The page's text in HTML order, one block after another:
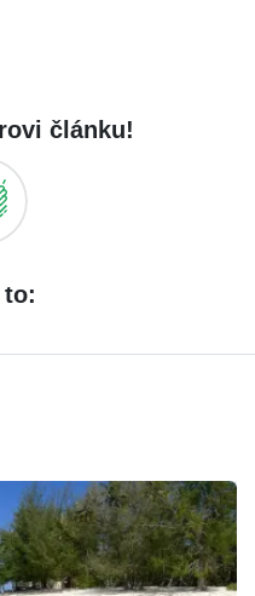
článku!